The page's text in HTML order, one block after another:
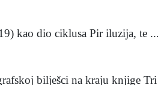
kao dio ciklusa Pir iluzija, te ...
bilješci na kraju knjige